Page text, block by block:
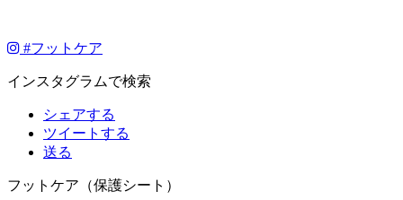
#フットケア
インスタグラムで検索
シェアする
ツイートする
送る
フットケア（保護シート）